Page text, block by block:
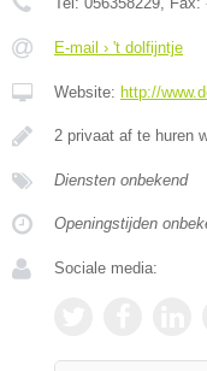
E-mail › 't dolfijntje
Website: http://
2 privaat af te huren
Diensten onbekend
Openingstijden
Sociale media: